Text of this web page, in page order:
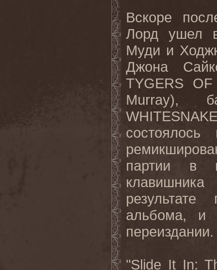
Вскоре
Лорд ушел
Муди и
Джона
TYGERS
OF
Murray),
партии в
альбома, и
переиздании.
"Slide It In: